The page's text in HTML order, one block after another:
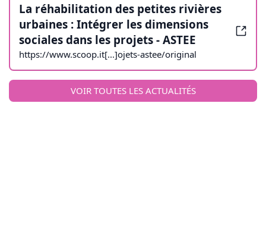
La réhabilitation des petites rivières
urbaines : Intégrer les dimensions
sociales dans les projets - ASTEE
https://www.scoop.it[...]ojets-astee/original
VOIR TOUTES LES ACTUALITÉS